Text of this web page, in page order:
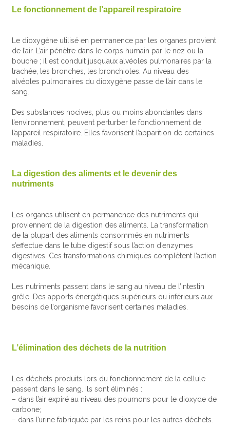
Le fonctionnement de l’appareil respiratoire
Le dioxygène utilisé en permanence par les organes provient
de l’air. L’air pénètre dans le corps humain par le nez ou la
bouche ; il est conduit jusqu’aux alvéoles pulmonaires par la
trachée, les bronches, les bronchioles. Au niveau des
alvéoles pulmonaires du dioxygène passe de l’air dans le
sang.
Des substances nocives, plus ou moins abondantes dans
l’environnement, peuvent perturber le fonctionnement de
l’appareil respiratoire. Elles favorisent l’apparition de certaines
maladies.
La digestion des aliments et le devenir des
nutriments
Les organes utilisent en permanence des nutriments qui
proviennent de la digestion des aliments. La transformation
de la plupart des aliments consommés en nutriments
s’effectue dans le tube digestif sous l’action d’enzymes
digestives. Ces transformations chimiques complètent l’action
mécanique.
Les nutriments passent dans le sang au niveau de l’intestin
grêle. Des apports énergétiques supérieurs ou inférieurs aux
besoins de l’organisme favorisent certaines maladies.
L’élimination des déchets de la nutrition
Les déchets produits lors du fonctionnement de la cellule
passent dans le sang. Ils sont éliminés :
– dans l’air expiré au niveau des poumons pour le dioxyde de
carbone;
– dans l’urine fabriquée par les reins pour les autres déchets.